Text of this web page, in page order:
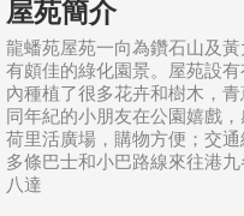
屋苑簡介
龍蟠苑屋苑一向為鑽石山及
有頗佳的綠化園景。屋苑設
內種植了很多花卉和樹木，
同年紀的小朋友在公園嬉戲
荷里活廣場，購物方便；交
多條巴士和小巴路線來往港
八達